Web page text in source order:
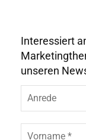
Interessiert
unseren